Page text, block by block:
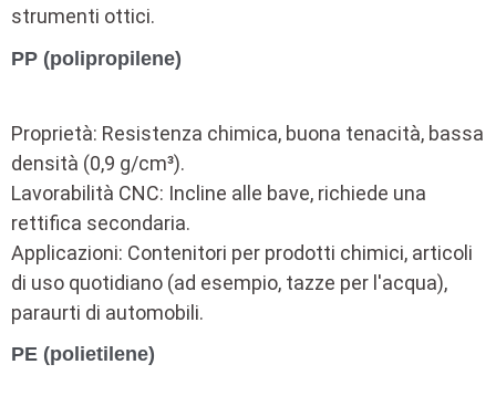
strumenti ottici.
PP (polipropilene)
Proprietà: Resistenza chimica, buona tenacità, bassa
densità (0,9 g/cm³).
Lavorabilità CNC: Incline alle bave, richiede una
rettifica secondaria.
Applicazioni: Contenitori per prodotti chimici, articoli
di uso quotidiano (ad esempio, tazze per l'acqua),
paraurti di automobili.
PE (polietilene)